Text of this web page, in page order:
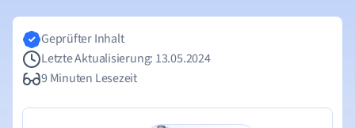
Geprüfter Inhalt
Letzte Aktualisierung: 13.05.2024
9 Minuten Lesezeit